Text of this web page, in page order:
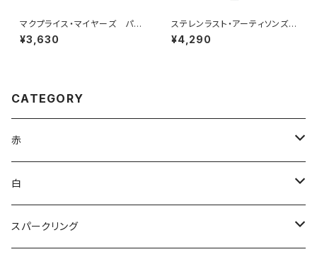
マクプライス・マイヤーズ パウ
ンド・フォー・パウンド ジンファ
ンデル 2023
¥3,630
ステレンラスト・アーティソンズ・
アプレンティス・ホワイトサンソ
ー 2023
¥4,290
CATEGORY
赤
ブルゴーニュ
ボルドー
白
アルザス
スパークリング